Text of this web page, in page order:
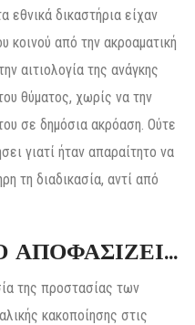
δικαστήρια είχαν
κοινού από την ακροαματική
αιτιολογία της ανάγκης
θύματος, χωρίς να την
σε δημόσια ακρόαση. Ούτε
γιατί ήταν απαραίτητο να
τη διαδικασία, αντί από
ΑΠΟΦΑΣΙΖΕΙ…
της προστασίας των
κακοποίησης στις